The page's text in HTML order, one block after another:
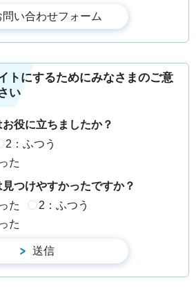
トにするためにみなさまのご意
い
役に立ちましたか？
2：ふつう
た
つけやすかったですか？
た
2：ふつう
た